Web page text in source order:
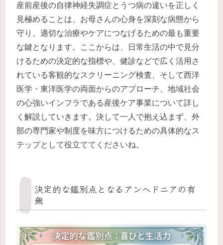
産前産後の自律神経失調症とうつ病の違いを正しく
見極めることは、お母さんの心身を深刻な病態から
守り、適切な治療やケアにつなげるための最も重要
な鍵となります。ここからは、日常生活の中で見分
けるための決定的な指標や、健診などで広く活用さ
れている客観的なスクリーニング検査、そして西洋
医学・東洋医学の両面からのアプローチ、地域社会
の心強いインフラである産後ケア事業について詳し
く解説していきます。決して一人で抱え込まず、外
部の専門家や制度を味方につけるための具体的なス
テップとして役立ててくださいね。
決定的な鑑別点となるアンヘドニアの有
無